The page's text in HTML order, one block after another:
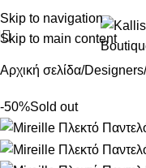
Skip to navigation
Skip to main content
Αρχική σελίδα Designers
-50%Sold out